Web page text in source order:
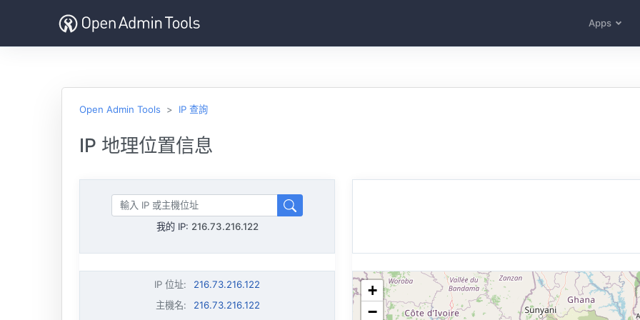
Apps
Open Admin Tools IP 查詢
IP 地理位置信息
我的 IP: 216.73.216.122
IP 位址:
216.73.216.122
主機名: 216.73.216.122
+
−